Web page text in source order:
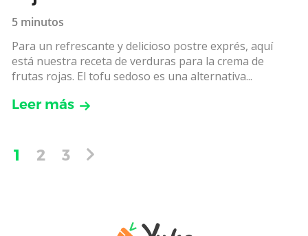
5 minutos
Para un refrescante y delicioso postre exprés, aquí
está nuestra receta de verduras para la crema de
frutas rojas. El tofu sedoso es una alternativa...
Leer más
1 2 3